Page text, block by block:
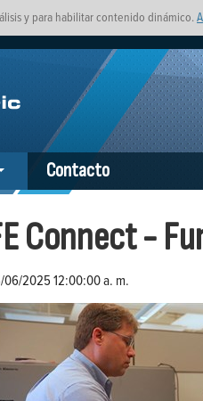
y para habilitar contenido dinámico.
Contacto
Connect -
06/2025 12:00:00 a. m.